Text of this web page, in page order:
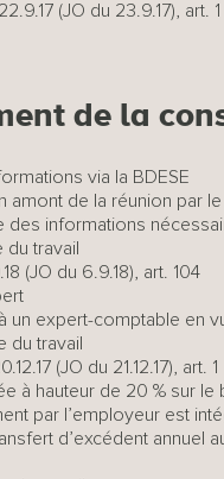
(JO du 23.9.17), art. 1
de la
via la BDESE
amont de la réunion par
des informations
du travail
(JO du 6.9.18), art. 104
un expert-comptable en
du travail
(JO du 21.12.17), art. 1
à hauteur de 20 % sur
par l’employeur est
d’excédent annuel